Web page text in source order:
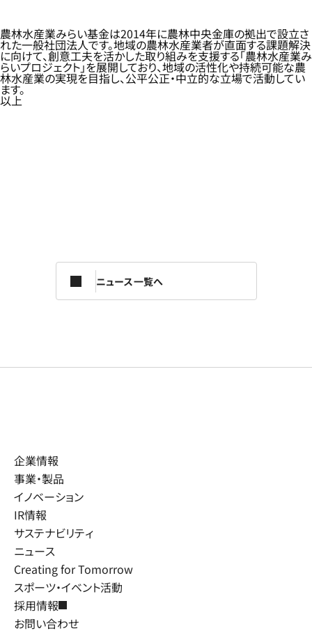
農林水産業みらい基金は2014年に農林中央金庫の拠出で設立さ
れた一般社団法人です。地域の農林水産業者が直面する課題解決
に向けて、創意工夫を活かした取り組みを支援する「農林水産業み
らいプロジェクト」を展開しており、地域の活性化や持続可能な農
林水産業の実現を目指し、公平公正・中立的な立場で活動してい
ます。
以上
ニュース一覧へ
企業情報
事業・製品
イノベーション
IR情報
サステナビリティ
ニュース
Creating for Tomorrow
スポーツ・イベント活動
採用情報
お問い合わせ